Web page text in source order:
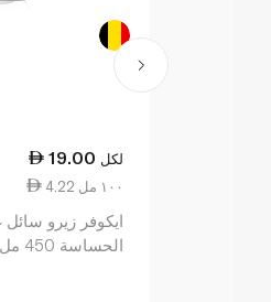
19.00 لكل
4.22 ١٠٠ مل
ايكوفر زيرو
الحساسة 450 مل